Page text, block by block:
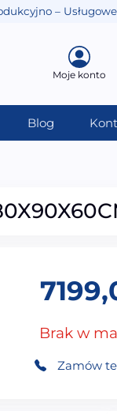
–
Moje konto
Blog
Brak w
Zamów